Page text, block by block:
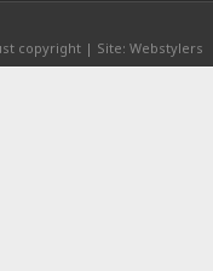
copyright | Site: Webstylers